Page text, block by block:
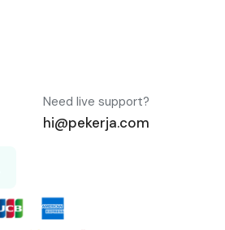
Need live support?
hi@pekerja.com